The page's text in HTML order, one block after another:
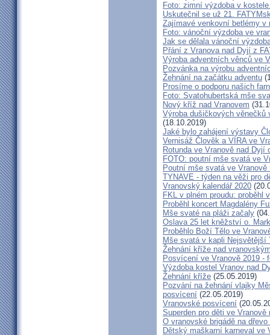
Foto: zimní výzdoba v
Uskutečnil se už 21.
Zajímavé venkovní betlémy v
Foto: vánoční výzdoba ve
Jak se dělala vánoční
Přání z Vranova nad Dyjí z
Výroba adventních věnců ve
Pozvánka na výrobu
Žehnání na začátku adventu
Prosíme o podporu našich
Foto: Svatohubertská mše
Nový kříž nad Vranovem
Výroba dušičkových
(18.10.2019)
Jaké bylo zahájení výstavy
Vernisáž Člověk a VÍRA ve
Rotunda ve Vranově nad Dyjí
FOTO: poutní mše svatá ve
Poutní mše svatá ve Vranově
TYNAVE - týden na věži pro
Vranovský kalendář 2020
FKL v plném proudu: proběhl
Proběhl koncert Magdalény
Mše svaté na pláži začaly
Oslava 25 let kněžství o.
Proběhlo Boží Tělo ve
Mše svatá v kapli Nejsvětější
Žehnání kříže nad
Posvícení ve Vranově 2019 -
Výzdoba kostel Vranov nad
Žehnání kříže (25.05.2019)
Pozvání na žehnání vlajky
posvícení (22.05.2019)
Vranovské posvícení
Superden pro děti ve Vranově
O vranovské brigádě na
Dětský maškarní karneval ve